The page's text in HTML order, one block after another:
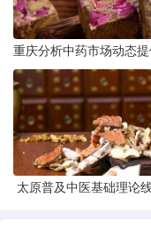
太原普及中医基础理论